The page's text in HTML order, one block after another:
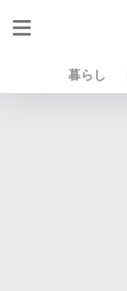
暮らし